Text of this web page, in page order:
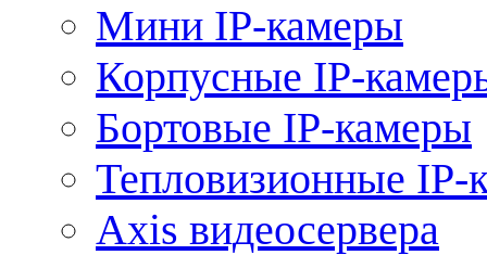
Мини IP-камеры
Корпусные IP-
Бортовые IP-камеры
Тепловизионные IP-
Axis видеосервера